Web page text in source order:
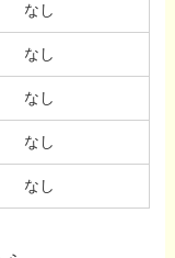
なし
なし
なし
なし
なし